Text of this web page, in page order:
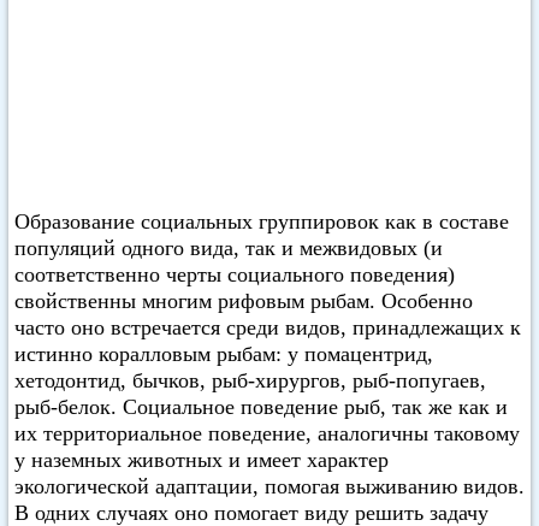
Образование социальных группировок как в составе
популяций одного вида, так и межвидовых (и
соответственно черты социального поведения)
свойственны многим рифовым рыбам. Особенно
часто оно встречается среди видов, принадлежащих к
истинно коралловым рыбам: у помацентрид,
хетодонтид, бычков, рыб-хирургов, рыб-попугаев,
рыб-белок. Социальное поведение рыб, так же как и
их территориальное поведение, аналогичны таковому
у наземных животных и имеет характер
экологической адаптации, помогая выживанию видов.
В одних случаях оно помогает виду решить задачу